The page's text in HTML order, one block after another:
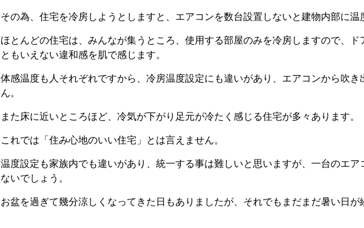
その為、住宅を冷房しようとしますと、エアコンを数台設置しないと建物内部に温
ほとんどの住宅は、みんなが集うところ、使用する部屋のみを冷房しますので、
ともいえない違和感を肌で感じます。
体感温度も人それぞれですから、冷房温度設定にも違いがあり、エアコンから吹
ん。
また床に近いところほど、冷気が下がり足元が冷たく感じる住宅が多々あります。
これでは「住み心地のいい住宅」とは言えません。
温度設定も家族内でも違いがあり、統一する事は難しいと思いますが、一台のエ
ないでしょう。
お盆を過ぎて幾分涼しくなってきた日もありましたが、それでもまだまだ暑い日